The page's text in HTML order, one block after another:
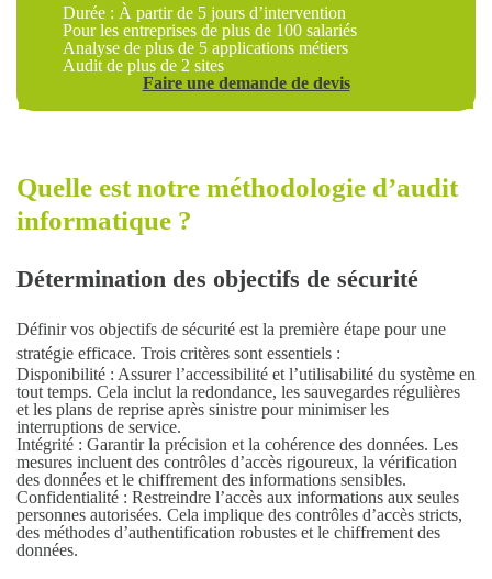
Durée : À partir de 5 jours d’intervention
Pour les entreprises de plus de 100 salariés
Analyse de plus de 5 applications métiers
Audit de plus de 2 sites
Faire une demande de devis
Quelle est notre méthodologie d’audit
informatique ?
Détermination des objectifs de sécurité
Définir vos objectifs de sécurité est la première étape pour une
stratégie efficace. Trois critères sont essentiels :
Disponibilité : Assurer l’accessibilité et l’utilisabilité du système en
tout temps. Cela inclut la redondance, les sauvegardes régulières
et les plans de reprise après sinistre pour minimiser les
interruptions de service.
Intégrité : Garantir la précision et la cohérence des données. Les
mesures incluent des contrôles d’accès rigoureux, la vérification
des données et le chiffrement des informations sensibles.
Confidentialité : Restreindre l’accès aux informations aux seules
personnes autorisées. Cela implique des contrôles d’accès stricts,
des méthodes d’authentification robustes et le chiffrement des
données.